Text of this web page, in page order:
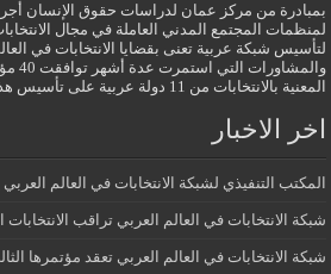
بمبادرة من مركز عمان لدراسات حقوق الإنسان
لمنظمات المجتمع المدني العاملة في مجال
لتأسيس شبكة عربية تعنى بقضايا الانتخابات في
المعنية بالانتخابات من 11 دولة عربية على تأسيس هذه الشبكة.عمان في 11/6/2006
اخر الاخبار
المكتب التنفيذي لشبكة الانتخابات في العالم
شبكة الانتخابات في العالم العربي تراقب الانتخابات
شبكة الانتخابات في العالم العربي تعقد مؤتمرها